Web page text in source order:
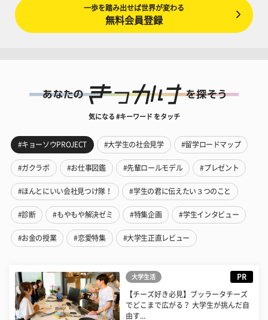
一歩を踏み出せば世界が変わる
無料会員登録
気になる #キーワード をタッチ
#キョーソウPROJECT #大学生の社会見学 #留学ロードマップ
#ガクラボ #お仕事図鑑 #先輩ロールモデル #プレゼント
#ほんとにいい会社見つけ隊！ #学生の君に伝えたい３つのこと
#診断 #もやもや解決ゼミ #特集企画 #学生インタビュー
#お金の授業 #恋愛特集 #大学生正直レビュー
大学生活 PR
【チーズ好き必見】ブッラータチーズ
でどこまで広がる？ 大学生が挑んだ自
由す...